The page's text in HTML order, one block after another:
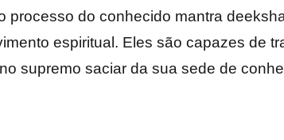
processo do conhecido mantra
espiritual. Eles são capazes de
supremo saciar da sua sede de